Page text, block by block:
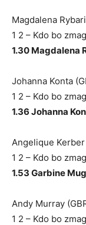
Magdalena
1 2 – Kdo bo
1.30 Magdalena
Johanna Konta
1 2 – Kdo bo
1.36 Johanna
Angelique Kerber
1 2 – Kdo bo
1.53 Garbine
Andy Murray
1 2 – Kdo bo